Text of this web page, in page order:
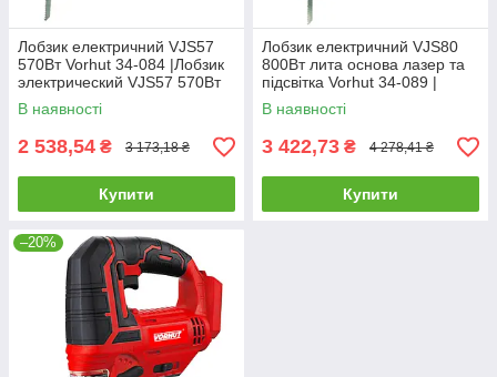
Лобзик електричний VJS57
570Вт Vorhut 34-084 |Лобзик
электрический VJS57 570Вт
Vorhut
В наявності
2 538,54 ₴ 3 173,18 ₴
Купити
Лобзик електричний VJS80
800Вт лита основа лазер та
підсвітка Vorhut 34-089 |
Лобзик электрический VJS80
800Вт литая основа лазер
В наявності
3 422,73 ₴ 4 278,41 ₴
Купити
–20%